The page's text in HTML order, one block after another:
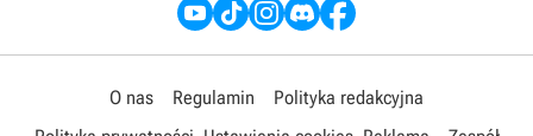
O nas Regulamin
Polityka redakcyjna